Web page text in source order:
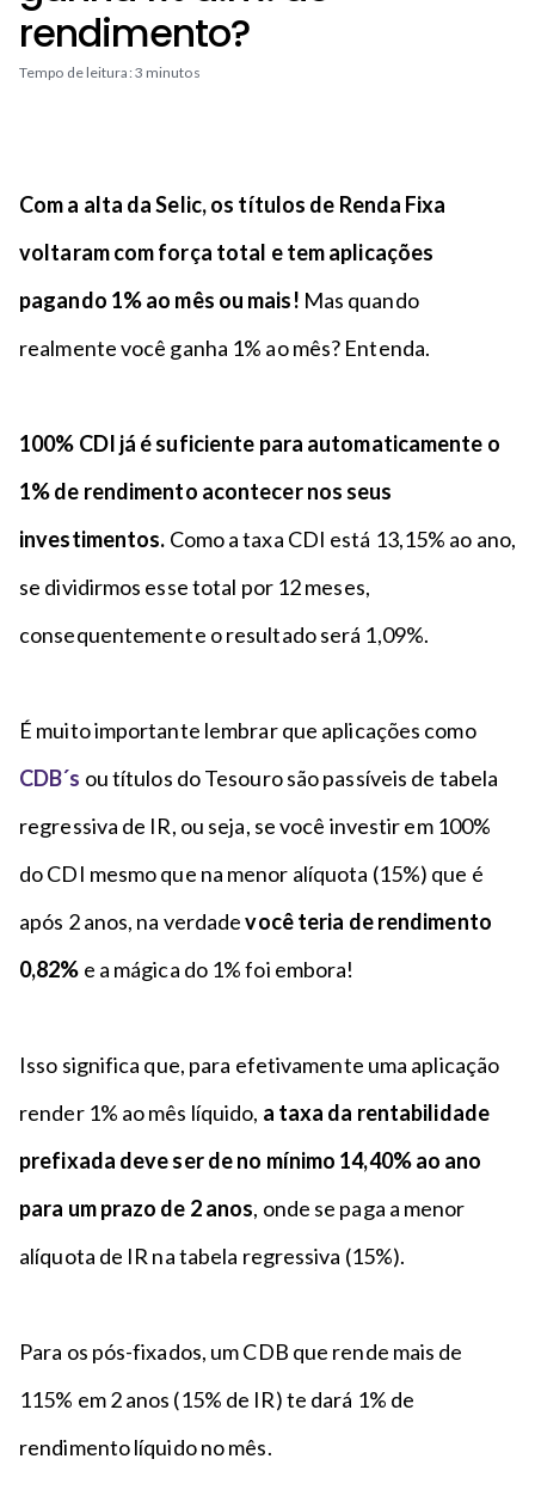
n
c
i
a
p
é
rendimento?
Tempo de leitura: 3 minutos
Com a alta da Selic, os títulos de Renda Fixa
voltaram com força total e tem aplicações
pagando 1% ao mês ou mais! Mas quando
realmente você ganha 1% ao mês? Entenda.
100% CDI já é suficiente para automaticamente o
1% de rendimento acontecer nos seus
investimentos. Como a taxa CDI está 13,15% ao ano,
se dividirmos esse total por 12 meses,
consequentemente o resultado será 1,09%.
É muito importante lembrar que aplicações como
CDB´s ou títulos do Tesouro são passíveis de tabela
regressiva de IR, ou seja, se você investir em 100%
do CDI mesmo que na menor alíquota (15%) que é
após 2 anos, na verdadevocê teria de rendimento
0,82% e a mágica do 1% foi embora!
Isso significa que, para efetivamente uma aplicação
render 1% ao mês líquido, a taxa da rentabilidade
prefixada deve ser de no mínimo 14,40% ao ano
para um prazo de 2 anos, onde se paga a menor
alíquota de IR na tabela regressiva (15%).
Para os pós-fixados, um CDB que rende mais de
115% em 2 anos (15% de IR) te dará 1% de
rendimento líquido no mês.